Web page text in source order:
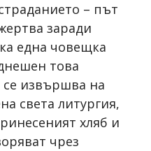
– път
заради
една човещка
това
извършва на
света литургия,
хляб и
чрез